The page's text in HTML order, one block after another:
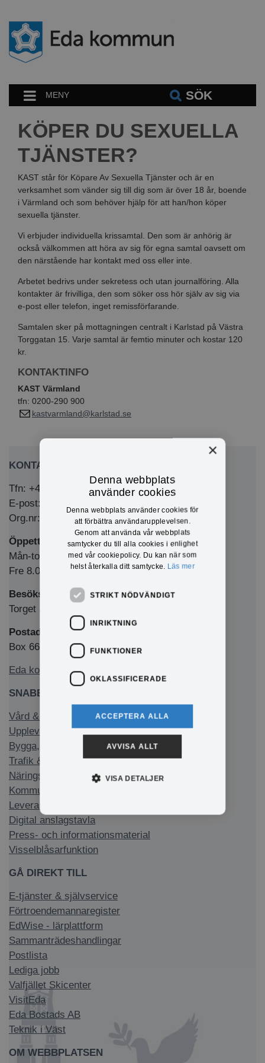
MENY SÖK
KÖPER DU SEXUELLA
TJÄNSTER?
KAST står för Köpare Av Sexuella Tjänster och är en
verksamhet som vänder sig till dig som är över 18 år, boende
i Värmland och som behöver hjälp för att han/hon köper
sexuella tjänster.
Vi erbjuder individuella krissamtal. Den som är anhörig är
också välkommen att höra av sig för egna samtal oavsett om
den närstående har kontakt med oss eller inte.
Arbetet bedrivs under sekretess och utan journalföring. Alla
kontakter är frivilliga, den som söker oss hör själv av sig via
e-post eller telefon, inget remissförfarande.
Samtalen sker på mottagningen centralt i Karlstad på Västra
Torggatan 15. Varje samtal är femtio minuter och kostar 120
kr.
KONTAKTINFO
KAST Värmland
tfn: 0200-290 900
kastvarmland@karlstad.se
KONTAKTA OSS
Tfn: +46 (0)571-281 00
E-post: kommun@eda.se
Org.nr: 212000-1769
Öppettider Medborgarkontor/växel
Mån-tors 8.00-12.00 & 13.00-16.00
Fre 8.00-12.00 & 13.00-15.00
Besöksadress
Torget 1, 673 32 Charlottenberg
Postadress
Box 66, 673 22 Charlottenberg
Eda kommun på Facebook
SNABBLÄNKAR
Vård & stöd
Uppleva & göra
Bygga, bo & miljö
Trafik & infrastruktur
Näringsliv & arbete
Kommun & politik
Leverantörsfakturor
Digital anslagstavla
Press- och informationsmaterial
Visselblåsarfunktion
GÅ DIREKT TILL
E-tjänster & självservice
Förtroendemannaregister
EdWise - lärplattform
Sammanträdeshandlingar
Postlista
Lediga jobb
Valfjället Skicenter
VisitEda
Eda Bostads AB
Teknik i Väst
OM WEBBPLATSEN
×
Denna webbplats
använder cookies
Denna webbplats använder cookies för
att förbättra användarupplevelsen.
Genom att använda vår webbplats
samtycker du till alla cookies i enlighet
med vår cookiepolicy. Du kan när som
helst återkalla ditt samtycke. Läs mer
STRIKT NÖDVÄNDIGT
INRIKTNING
FUNKTIONER
OKLASSIFICERADE
ACCEPTERA ALLA
AVVISA ALLT
VISA DETALJER